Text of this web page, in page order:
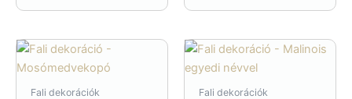
Fali dekorációk Fali dekorációk